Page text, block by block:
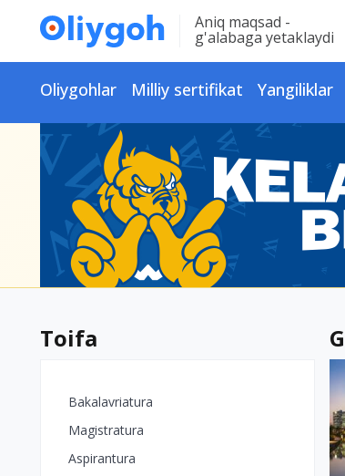
Aniq maqsad -
g'alabaga yetaklaydi
Oliygohlar Milliy sertifikat Yangiliklar
Toifa
Bakalavriatura
Magistratura
Aspirantura